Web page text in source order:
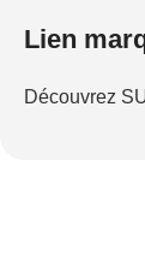
Lien
Découvrez